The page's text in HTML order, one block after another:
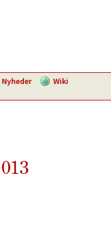
Nyheder Wiki